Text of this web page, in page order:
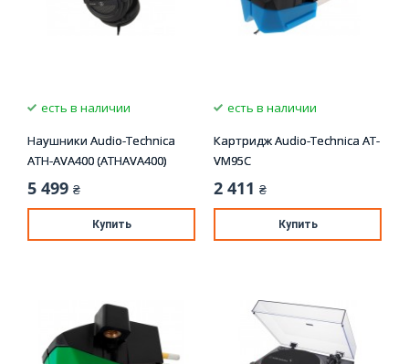
есть в наличии
Наушники Audio-Technica
ATH-AVA400 (ATHAVA400)
5 499 ₴
Купить
есть в наличии
Картридж Audio-Technica AT-
VM95C
2 411 ₴
Купить